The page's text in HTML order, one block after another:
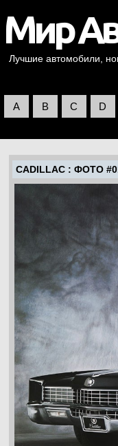
Лучшие автомобили,
A B C D
CADILLAC : ФОТО